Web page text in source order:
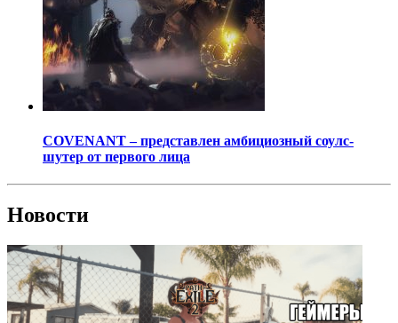
COVENANT – представлен амбициозный соулс-
шутер от первого лица
Новости